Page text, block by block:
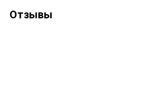
Отзывы